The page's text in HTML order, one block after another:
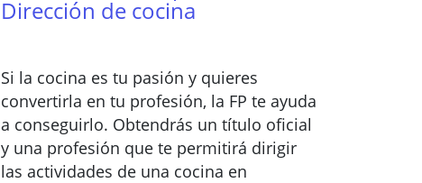
Dirección de cocina
Si la cocina es tu pasión y quieres
convertirla en tu profesión, la FP te ayuda
a conseguirlo. Obtendrás un título oficial
y una profesión que te permitirá dirigir
las actividades de una cocina en